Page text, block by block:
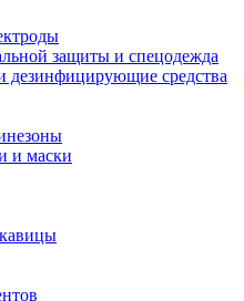
защиты и спецодежда
дезинфицирующие средства
и маски